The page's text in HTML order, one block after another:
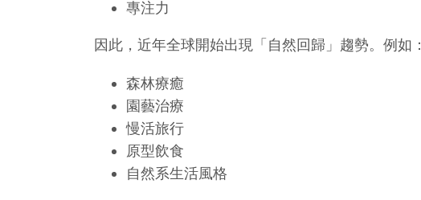
專注力
因此，近年全球開始出現「自然回歸」趨勢。例如：
森林療癒
園藝治療
慢活旅行
原型飲食
自然系生活風格